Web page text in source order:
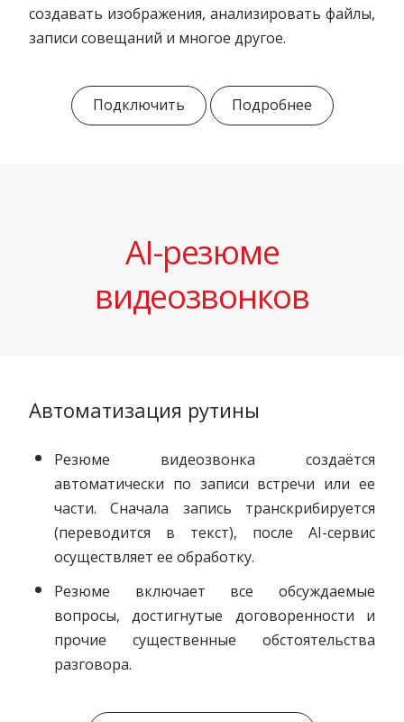
создавать изображения, анализировать файлы,
записи совещаний и многое другое.
Подключить Подробнее
AI-резюме
видеозвонков
Автоматизация рутины
Резюме видеозвонка создаётся
автоматически по записи встречи или ее
части. Сначала запись транскрибируется
(переводится в текст), после AI-сервис
осуществляет ее обработку.
Резюме включает все обсуждаемые
вопросы, достигнутые договоренности и
прочие существенные обстоятельства
разговора.